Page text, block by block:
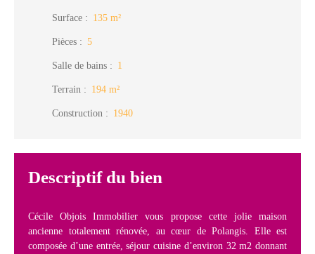
Surface : 135 m²
Pièces : 5
Salle de bains : 1
Terrain : 194 m²
Construction : 1940
Descriptif du bien
Cécile Objois Immobilier vous propose cette jolie maison
ancienne totalement rénovée, au cœur de Polangis. Elle est
composée d’une entrée, séjour cuisine d’environ 32 m2 donnant